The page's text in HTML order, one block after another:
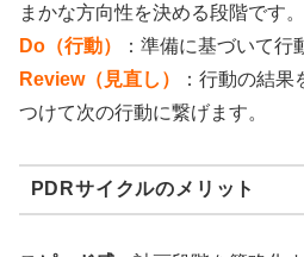
まかな方向性を決める段階です。
Do（行動）
：準備に基づいて行
Review（見直し）
：行動の結
つけて次の行動に繋げます。
PDRサイクルのメリット